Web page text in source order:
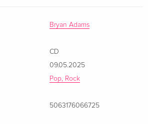
Bryan Adams
CD
09.05.2025
Pop, Rock
5063176066725